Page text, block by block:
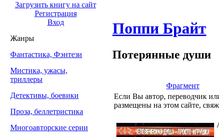
Загрузить книгу на сайт
Регистрация
Вход
Жанры
Фантастика, Фэнтези
Мистика, ужасы,
триллеры
Детективы, боевики
Проза, беллетристика
Многоавторские серии
Поппи Брайт
Потерянные души
Фрагмент
Если Вы автор, переводчик
размещены на этом сайте,